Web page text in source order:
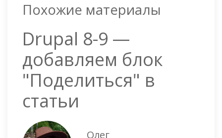
Похожие материалы
Drupal 8-9 —
добавляем блок
"Поделиться" в
статьи
Олег